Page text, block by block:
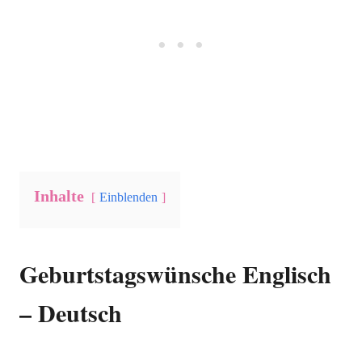
Inhalte Einblenden
Geburtstagswünsche Englisch
– Deutsch